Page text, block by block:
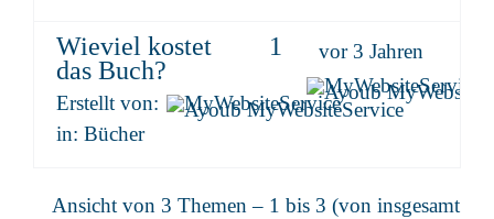
Wieviel kostet
das Buch?
Erstellt von:
MyWebsiteService
in: Bücher
1
vor 3 Jahren
MyWebsiteService
Ansicht von 3 Themen – 1 bis 3 (von insgesamt